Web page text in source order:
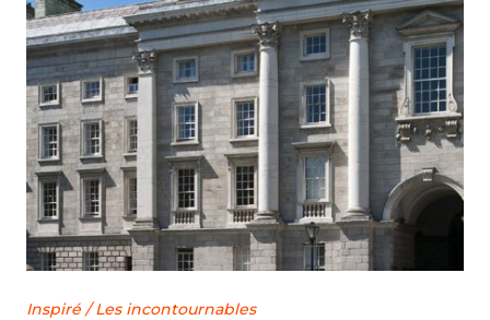
Inspiré /Les incontournables